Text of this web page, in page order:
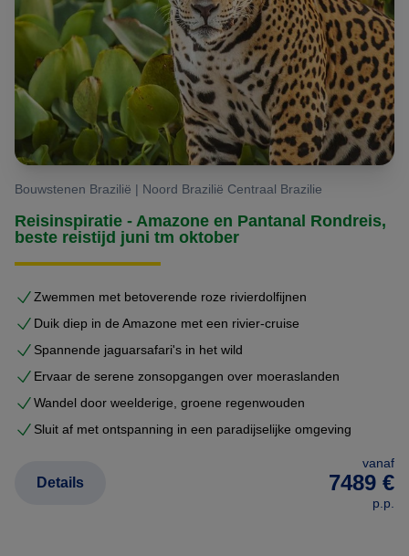
Bouwstenen Brazilië | Noord Brazilië Centraal Brazilie
Reisinspiratie - Amazone en Pantanal Rondreis,
beste reistijd juni tm oktober
Zwemmen met betoverende roze rivierdolfijnen
Duik diep in de Amazone met een rivier-cruise
Spannende jaguarsafari's in het wild
Ervaar de serene zonsopgangen over moeraslanden
Wandel door weelderige, groene regenwouden
Sluit af met ontspanning in een paradijselijke omgeving
vanaf
7489 €
p.p.
Details